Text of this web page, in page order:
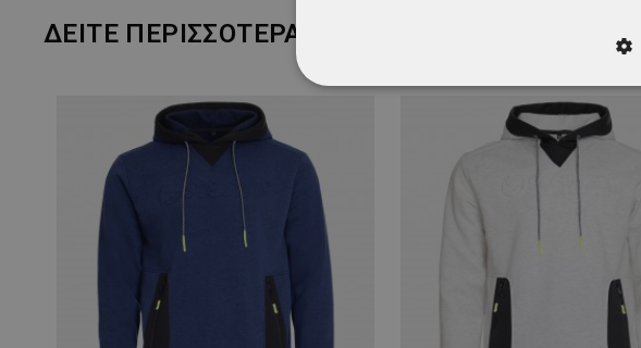
ΔΕΊΤΕ ΠΕΡΙΣΣΌΤΕΡΑ
ΑΠΟΛΎΤΩΣ ΑΠΑΡΑΊΤΗΤΑ
ΜΗ ΤΑΞΙΝΟΜΗΜΈΝΑ